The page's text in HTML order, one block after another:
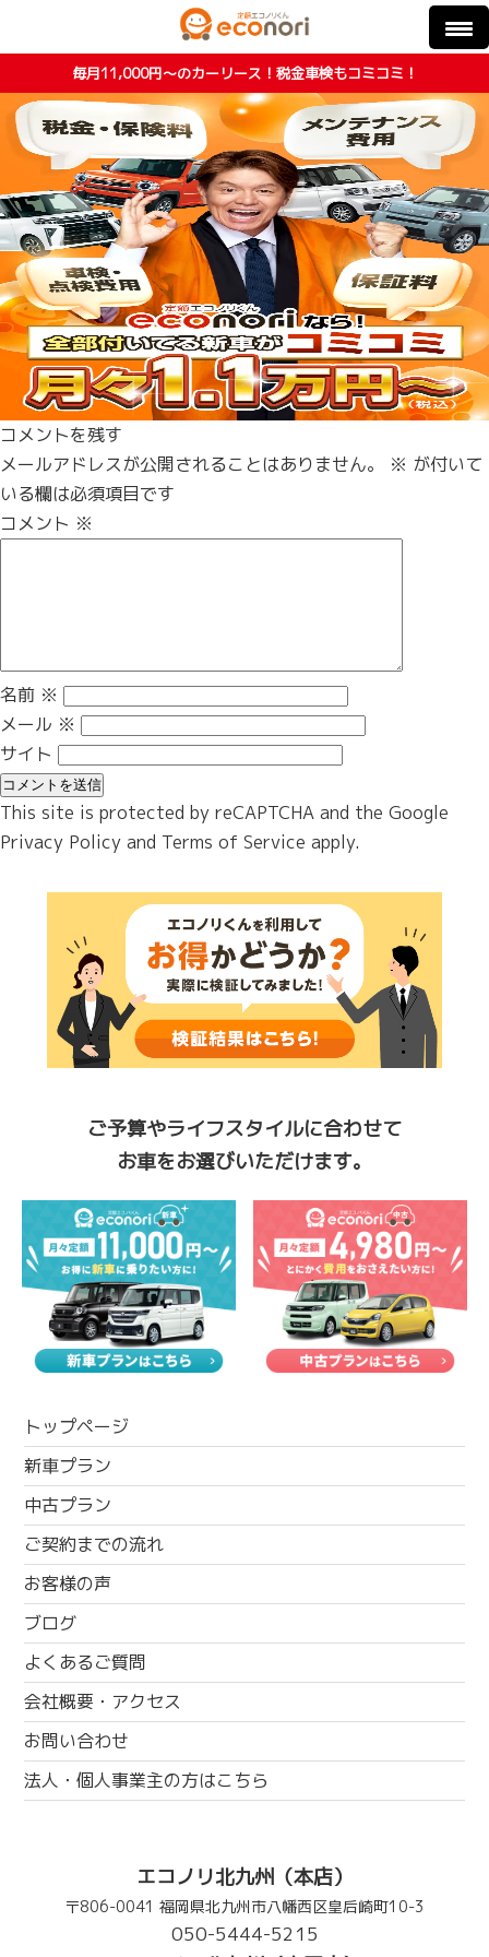
毎月11,000円〜のカーリース！税金車検もコミコミ！
コメントを残す
メールアドレスが公開されることはありません。
※ が付いて
いる欄は必須項目です
コメント ※
名前 ※
メール ※
サイト
This site is protected by reCAPTCHA and the Google
Privacy Policy and Terms of Service apply.
ご予算やライフスタイルに合わせて
お車をお選びいただけます。
トップページ
新車プラン
中古プラン
ご契約までの流れ
お客様の声
ブログ
よくあるご質問
会社概要・アクセス
お問い合わせ
法人・個人事業主の方はこちら
エコノリ北九州（本店）
〒806-0041 福岡県北九州市八幡西区皇后崎町10-3
050-5444-5215